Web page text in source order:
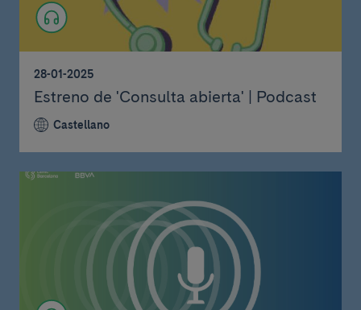
28-01-2025
Estreno de 'Consulta abierta' | Podcast
Castellano